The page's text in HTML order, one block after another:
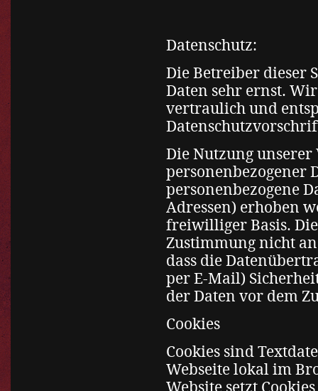
Datenschutz:
Die Betreiber dieser
Daten sehr ernst.
vertraulich und
Die Nutzung unserer
personenbezogener
personenbezogene
Adressen) erhoben
freiwilliger Basis.
Zustimmung nicht
dass die
per E-Mail)
der Daten vor dem
Cookies
Cookies sind
Webseite lokal im
Website setzt